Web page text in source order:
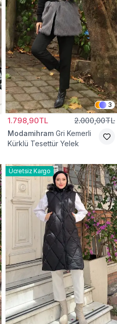
3
1.798,90TL 2.000,00TL
Modamihram Gri Kemerli
Kürklü Tesettür Yelek
Ücretsiz Kargo